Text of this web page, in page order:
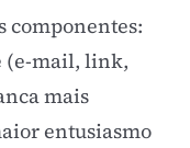
componentes:
(e-mail, link,
mais
entusiasmo